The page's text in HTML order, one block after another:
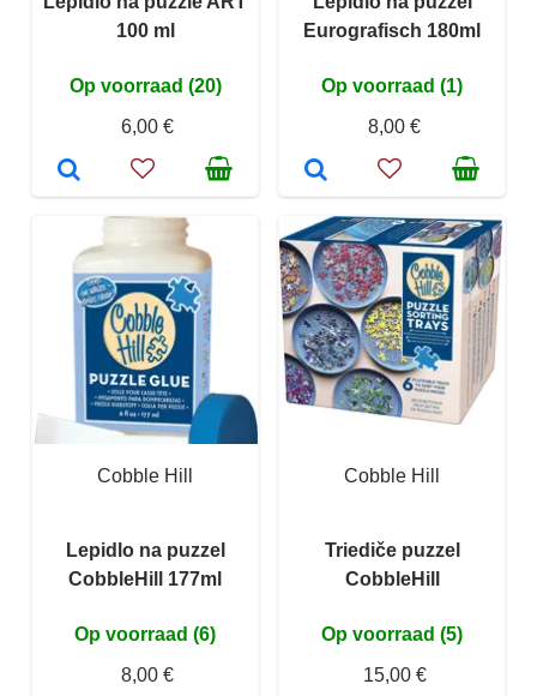
100 ml
Op voorraad (20)
6,00 €
Eurografisch 180ml
Op voorraad (1)
8,00 €
Cobble Hill
Lepidlo na puzzel
CobbleHill 177ml
Op voorraad (6)
8,00 €
Cobble Hill
Triediče puzzel
CobbleHill
Op voorraad (5)
15,00 €